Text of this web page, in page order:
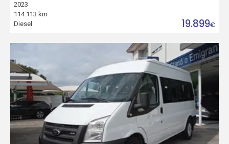
2023
114.113 km
Diesel
19.899€